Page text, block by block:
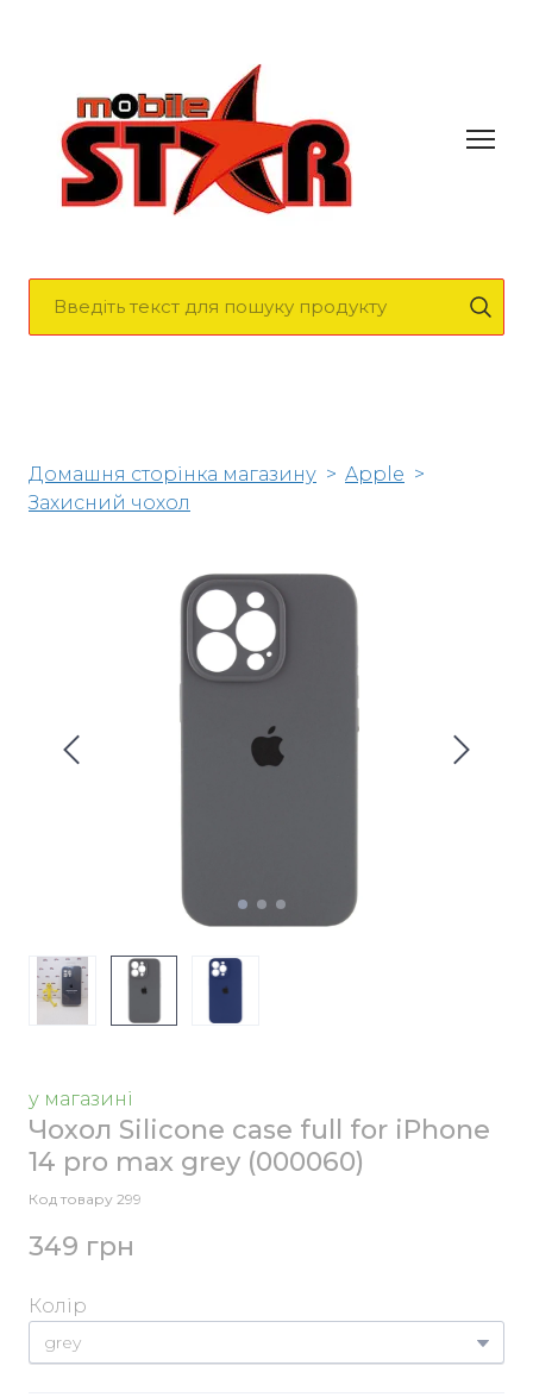
Домашня сторінка магазину
Apple
Захисний чохол
у магазині
Чохол Silicone case full for iPhone
14 pro max grey (000060)
Код товару 299
349 грн
Колір